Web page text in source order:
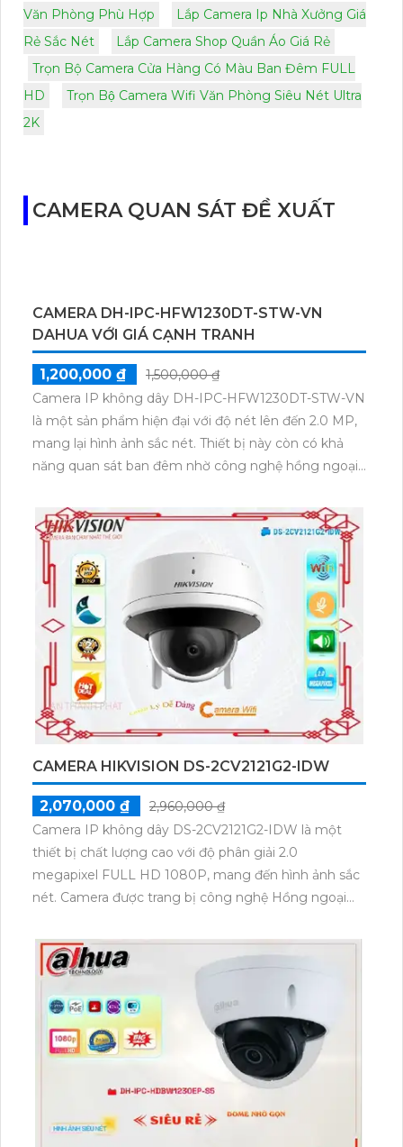
Văn Phòng Phù Hợp
Lắp Camera Ip Nhà Xưởng Giá
Rẻ Sắc Nét
Lắp Camera Shop Quần Áo Giá Rẻ
Trọn Bộ Camera Cửa Hàng Có Màu Ban Đêm FULL
HD
Trọn Bộ Camera Wifi Văn Phòng Siêu Nét Ultra
2K
CAMERA QUAN SÁT ĐỀ XUẤT
CAMERA DH-IPC-HFW1230DT-STW-VN
DAHUA VỚI GIÁ CẠNH TRANH
1,200,000 ₫
1,500,000 ₫
Camera IP không dây DH-IPC-HFW1230DT-STW-VN
là một sản phẩm hiện đại với độ nét lên đến 2.0 MP,
mang lại hình ảnh sắc nét. Thiết bị này còn có khả
năng quan sát ban đêm nhờ công nghệ hồng ngoại,
phạm vi lên đến 30m. Với các tính năng đặc biệt này,
camera được sử dụng chủ yếu trong dự án dân dụng.
phép kết nối không dây tiện lợi. Nó phù hợp cho các
công trình lớn như xưởng sản xuất, kho hàng và nhà
xưởng. Với thân Plastic, camera nhẹ và dễ dàng lắp
đặt. Một ưu điểm khác của sản phẩm này là khả
năng thu âm và loa tích hợp, giúp tăng khả năng
giao tiếp.
CAMERA HIKVISION DS-2CV2121G2-IDW
2,070,000 ₫
2,960,000 ₫
Camera IP không dây DS-2CV2121G2-IDW là một
thiết bị chất lượng cao với độ phân giải 2.0
megapixel FULL HD 1080P, mang đến hình ảnh sắc
nét. Camera được trang bị công nghệ Hồng ngoại
SMD, cho phép xem ban đêm với khoảng cách hồng